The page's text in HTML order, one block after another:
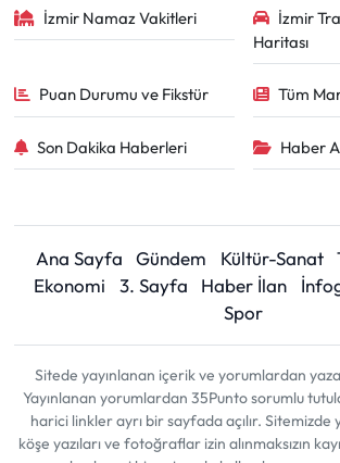
İzmir Namaz Vakitleri
İzmir
Haritası
Puan Durumu ve Fikstür Tüm
Son Dakika Haberleri Haber
Ana Sayfa Gündem Kültür-Sanat
Ekonomi
3. Sayfa Haber İlan
Spor
Sitede yayınlanan içerik ve yorumlardan
Yayınlanan yorumlardan 35Punto sorumlu
harici linkler ayrı bir sayfada açılır. Sitemizde
köşe yazıları ve fotoğraflar izin alınmaksızın